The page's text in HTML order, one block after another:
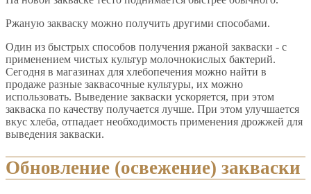
Ржаную закваску можно получить другими способами.
Один из быстрых способов получения ржаной закваски - с
применением чистых культур молочнокислых бактерий.
Сегодня в магазинах для хлебопечения можно найти в
продаже разные заквасочные культуры, их можно
использовать. Выведение закваски ускоряется, при этом
закваска по качеству получается лучше. При этом улучшается
вкус хлеба, отпадает необходимость применения дрожжей для
выведения закваски.
Обновление (освежение) закваски